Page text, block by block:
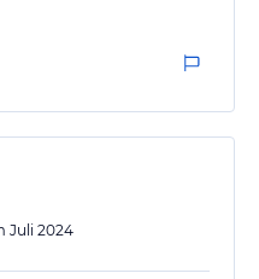
Juli 2024